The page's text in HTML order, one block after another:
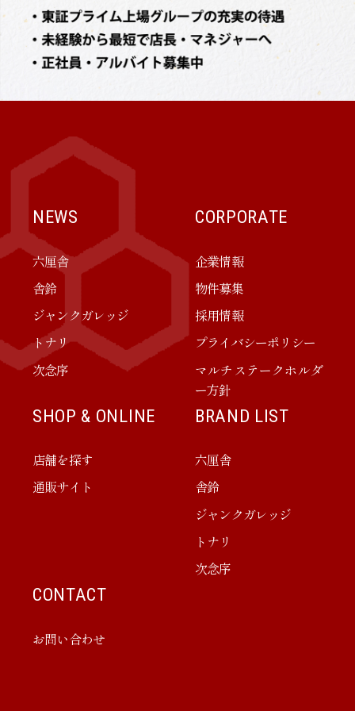
NEWS
六厘舎
舎鈴
ジャンクガレッジ
トナリ
次念序
CORPORATE
企業情報
物件募集
採用情報
プライバシーポリシー
マルチステークホルダ
ー方針
SHOP & ONLINE
店舗を探す
通販サイト
BRAND LIST
六厘舎
舎鈴
ジャンクガレッジ
トナリ
次念序
CONTACT
お問い合わせ